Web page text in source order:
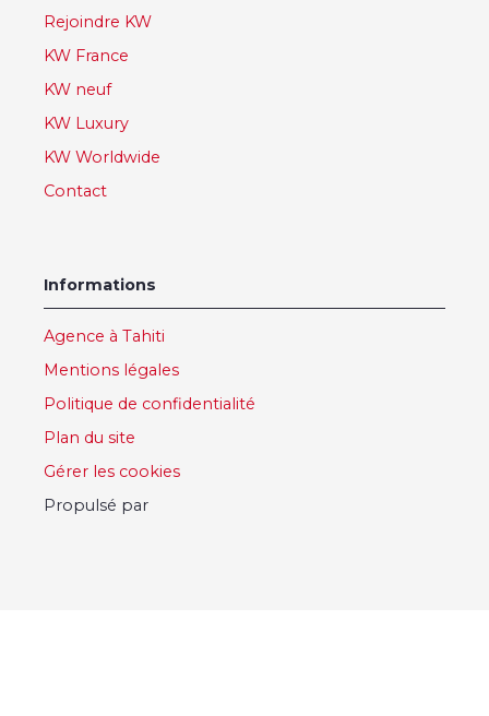
Rejoindre KW
KW France
KW neuf
KW Luxury
KW Worldwide
Contact
Informations
Agence à Tahiti
Mentions légales
Politique de confidentialité
Plan du site
Gérer les cookies
Propulsé par